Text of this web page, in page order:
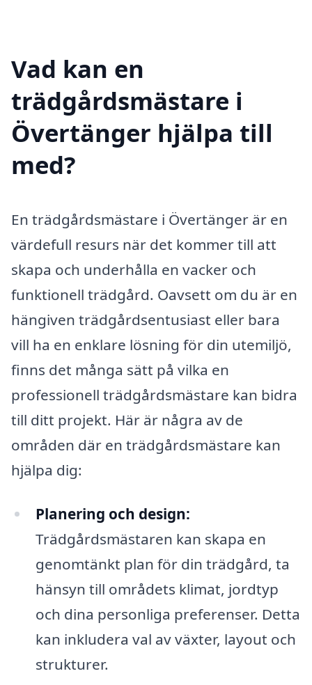
Vad kan en
trädgårdsmästare i
Övertänger hjälpa till
med?
En trädgårdsmästare i Övertänger är en
värdefull resurs när det kommer till att
skapa och underhålla en vacker och
funktionell trädgård. Oavsett om du är en
hängiven trädgårdsentusiast eller bara
vill ha en enklare lösning för din utemiljö,
finns det många sätt på vilka en
professionell trädgårdsmästare kan bidra
till ditt projekt. Här är några av de
områden där en trädgårdsmästare kan
hjälpa dig:
Planering och design:
Trädgårdsmästaren kan skapa en
genomtänkt plan för din trädgård, ta
hänsyn till områdets klimat, jordtyp
och dina personliga preferenser. Detta
kan inkludera val av växter, layout och
strukturer.